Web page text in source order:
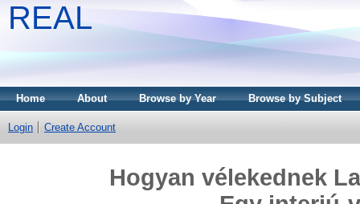
REAL
Home About Browse by Year Browse by Subject
Login Create Account
Hogyan vélekednek